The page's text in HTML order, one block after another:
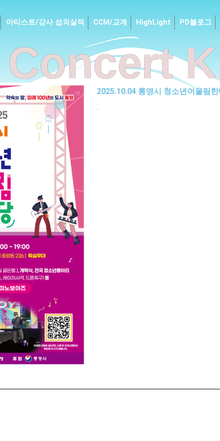
Concert K
아티스트/강사 섭외실적 CCM/교계 HighLight PD블로그
2025.10.04 통영시 청소년어울림
.